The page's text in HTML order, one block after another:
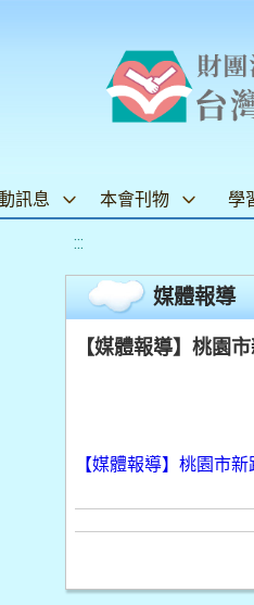
訊息 本會刊物 學
:::
媒體報導
【媒體報導】桃園
【媒體報導】桃園市